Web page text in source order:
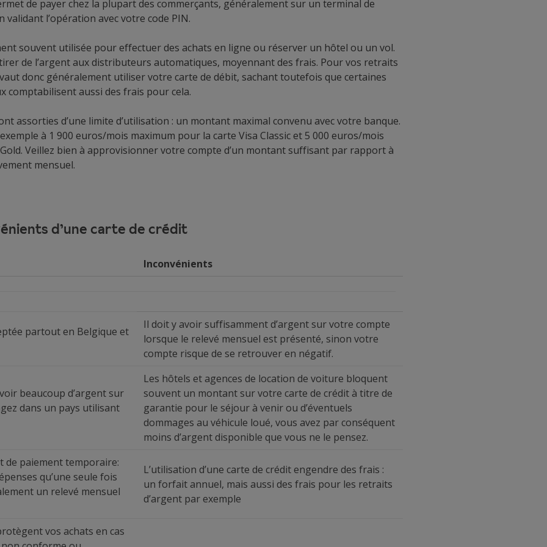
de payer chez la plupart des commerçants, généralement sur un terminal de
validant l’opération avec votre code PIN.
souvent utilisée pour effectuer des achats en ligne ou réserver un hôtel ou un vol.
de l’argent aux distributeurs automatiques, moyennant des frais. Pour vos retraits
vaut donc généralement utiliser votre carte de débit, sachant toutefois que certaines
comptabilisent aussi des frais pour cela.
assorties d’une limite d’utilisation : un montant maximal convenu avec votre banque.
à 1 900 euros/mois maximum pour la carte Visa Classic et 5 000 euros/mois
Veillez bien à approvisionner votre compte d’un montant suffisant par rapport à
mensuel.
d’une carte de crédit
Inconvénients
partout en Belgique et
Il doit y avoir suffisamment d’argent sur votre compte
lorsque le relevé mensuel est présenté, sinon votre
compte risque de se retrouver en négatif.
beaucoup d’argent sur
dans un pays utilisant
Les hôtels et agences de location de voiture bloquent
souvent un montant sur votre carte de crédit à titre de
garantie pour le séjour à venir ou d’éventuels
dommages au véhicule loué, vous avez par conséquent
moins d’argent disponible que vous ne le pensez.
de paiement temporaire:
qu’une seule fois
un relevé mensuel
L’utilisation d’une carte de crédit engendre des frais :
un forfait annuel, mais aussi des frais pour les retraits
d’argent par exemple
vos achats en cas